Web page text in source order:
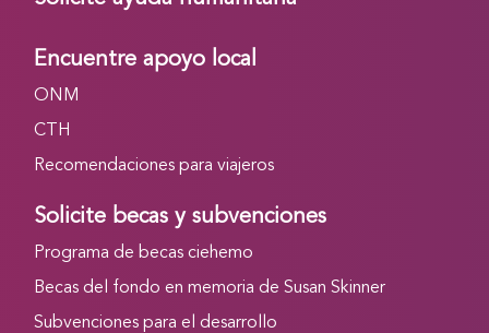
Encuentre apoyo local
ONM
CTH
Recomendaciones para viajeros
Solicite becas y subvenciones
Programa de becas ciehemo
Becas del fondo en memoria de Susan Skinner
Subvenciones para el desarrollo